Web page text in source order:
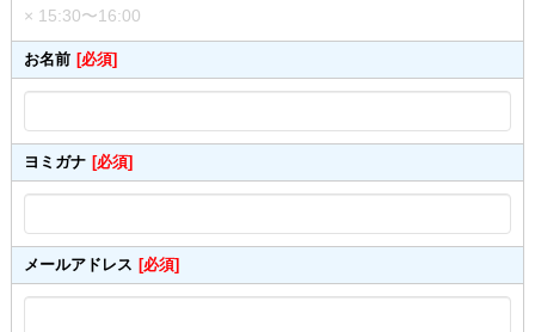
× 15:30〜16:00
お名前 [必須]
ヨミガナ [必須]
メールアドレス [必須]